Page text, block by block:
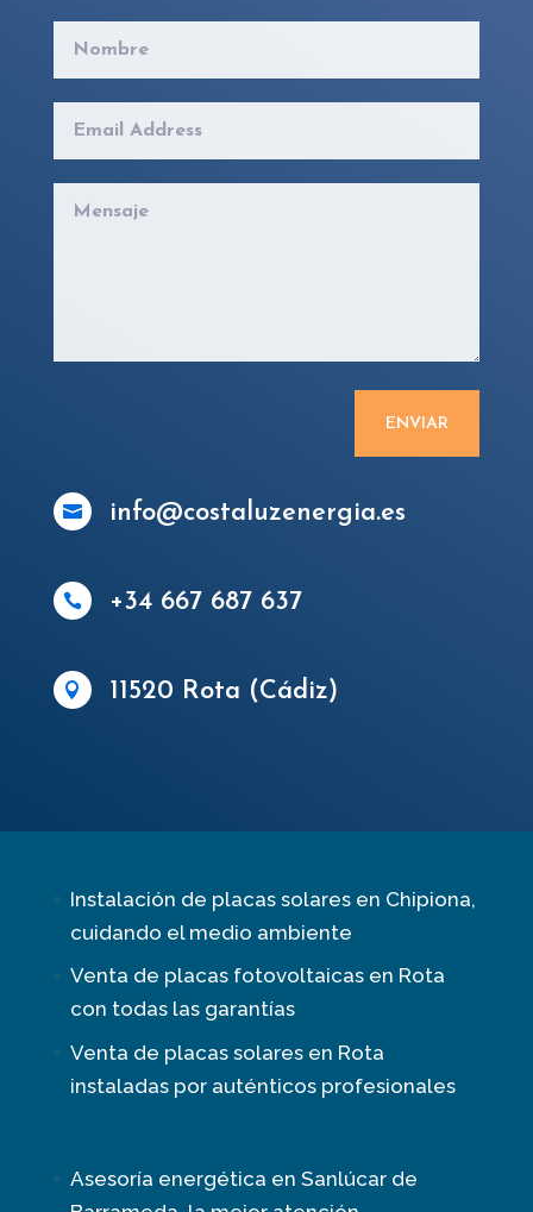
ENVIAR
 info@costaluzenergia.es
 +34 667 687 637
 11520 Rota (Cádiz)
Instalación de placas solares en Chipiona,
cuidando el medio ambiente
Venta de placas fotovoltaicas en Rota
con todas las garantías
Venta de placas solares en Rota
instaladas por auténticos profesionales
Asesoría energética en Sanlúcar de